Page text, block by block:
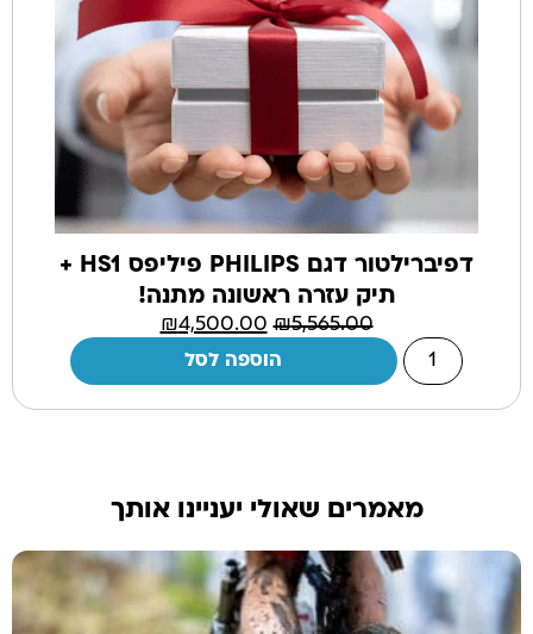
דפיברילטור דגם PHILIPS פיליפס HS1 +
תיק עזרה ראשונה מתנה!
₪5,565.00
₪4,500.00
הוספה לסל
מאמרים שאולי יעניינו אותך